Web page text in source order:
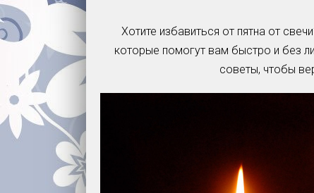
Хотите избавиться от пятна от
которые помогут вам быстро и без
советы, чтобы